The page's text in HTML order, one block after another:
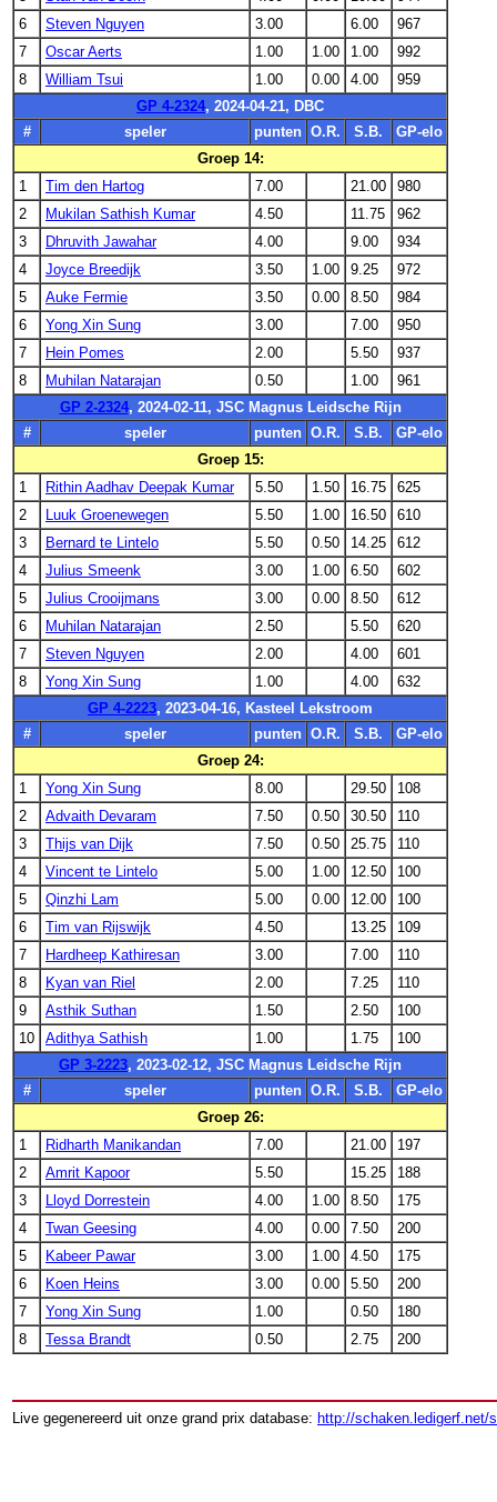
6
Steven Nguyen 3.00 6.00
967
7
Oscar Aerts 1.00 1.00 1.00
992
8
William Tsui 1.00 0.00 4.00
959
GP 4-2324, 2024-04-21, DBC
#
speler punten O.R. S.B.
GP-elo
Groep 14:
1
Tim den Hartog 7.00 21.00
980
2
Mukilan Sathish Kumar 4.50 11.75
962
3
Dhruvith Jawahar 4.00 9.00
934
4
Joyce Breedijk 3.50 1.00 9.25
972
5
Auke Fermie 3.50 0.00 8.50
984
6
Yong Xin Sung 3.00 7.00
950
7
Hein Pomes 2.00 5.50
937
8
Muhilan Natarajan 0.50 1.00
961
GP 2-2324, 2024-02-11, JSC Magnus Leidsche Rijn
#
speler punten O.R. S.B.
GP-elo
Groep 15:
1
Rithin Aadhav Deepak Kumar 5.50 1.50 16.75
625
2
Luuk Groenewegen 5.50 1.00 16.50
610
3
Bernard te Lintelo 5.50 0.50 14.25
612
4
Julius Smeenk 3.00 1.00 6.50
602
5
Julius Crooijmans 3.00 0.00 8.50
612
6
Muhilan Natarajan 2.50 5.50
620
7
Steven Nguyen 2.00 4.00
601
8
Yong Xin Sung 1.00 4.00
632
GP 4-2223, 2023-04-16, Kasteel Lekstroom
#
speler punten O.R. S.B.
GP-elo
Groep 24:
1
Yong Xin Sung 8.00 29.50
108
2
Advaith Devaram 7.50 0.50 30.50
110
3
Thijs van Dijk 7.50 0.50 25.75
110
4
Vincent te Lintelo 5.00 1.00 12.50
100
5
Qinzhi Lam 5.00 0.00 12.00
100
6
Tim van Rijswijk 4.50 13.25
109
7
Hardheep Kathiresan 3.00 7.00
110
8
Kyan van Riel 2.00 7.25
110
9
Asthik Suthan 1.50 2.50
100
10
Adithya Sathish 1.00 1.75
100
GP 3-2223, 2023-02-12, JSC Magnus Leidsche Rijn
#
speler punten O.R. S.B.
GP-elo
Groep 26:
1
Ridharth Manikandan 7.00 21.00
197
2
Amrit Kapoor 5.50 15.25
188
3
Lloyd Dorrestein 4.00 1.00 8.50
175
4
Twan Geesing 4.00 0.00 7.50
200
5
Kabeer Pawar 3.00 1.00 4.50
175
6
Koen Heins 3.00 0.00 5.50
200
7
Yong Xin Sung 1.00 0.50
180
8
Tessa Brandt 0.50 2.75 200
Live gegenereerd uit onze grand prix database: http://schaken.ledigerf.net/